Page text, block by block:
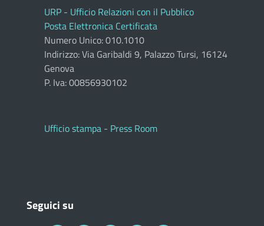
URP - Ufficio Relazioni con il Pubblico
Posta Elettronica Certificata
Numero Unico: 010.1010
Indirizzo: Via Garibaldi 9, Palazzo Tursi, 16124
Genova
P. Iva: 00856930102
Ufficio stampa - Press Room
Seguici su